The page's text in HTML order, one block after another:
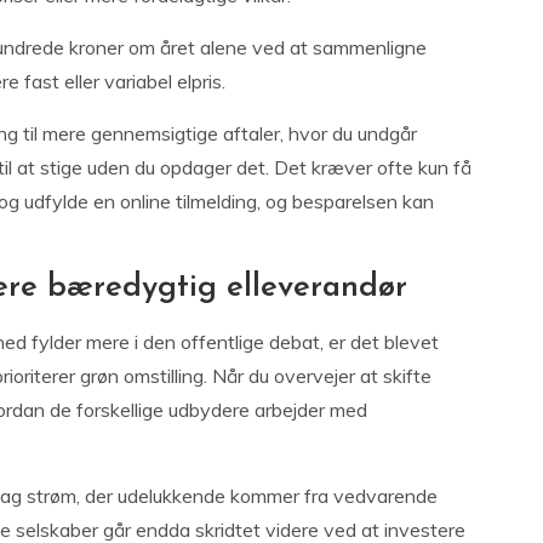
kroner om året alene ved at sammenligne
fast eller variabel elpris.
til mere gennemsigtige aftaler, hvor du undgår
at stige uden du opdager det. Det kræver ofte kun få
udfylde en online tilmelding, og besparelsen kan
bæredygtig elleverandør
fylder mere i den offentlige debat, er det blevet
grøn omstilling. Når du overvejer at skifte
de forskellige udbydere arbejder med
strøm, der udelukkende kommer fra vedvarende
selskaber går endda skridtet videre ved at investere